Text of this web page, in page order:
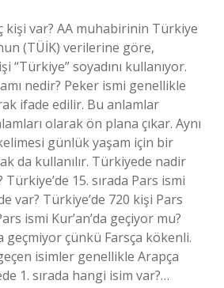
kişi var? AA muhabirinin Türkiye
(TÜİK) verilerine göre,
“Türkiye” soyadını kullanıyor.
nedir? Peker ismi genellikle
ifade edilir. Bu anlamlar
olarak ön plana çıkar. Aynı
günlük yaşam için bir
da kullanılır. Türkiyede nadir
15. sırada Pars ismi
var? Türkiye’de 720 kişi Pars
ismi Kur’an’da geçiyor mu?
geçmiyor çünkü Farsça kökenli.
isimler genellikle Arapça
1. sırada hangi isim var?…